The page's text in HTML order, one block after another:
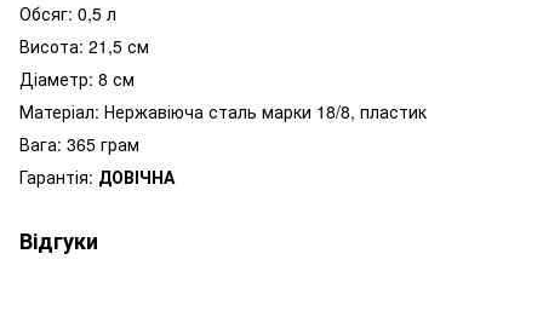
Обсяг: 0,5 л
Висота: 21,5 см
Діаметр: 8 см
Матеріал: Нержавіюча сталь марки 18/8, пластик
Вага: 365 грам
Гарантія: ДОВІЧНА
Відгуки